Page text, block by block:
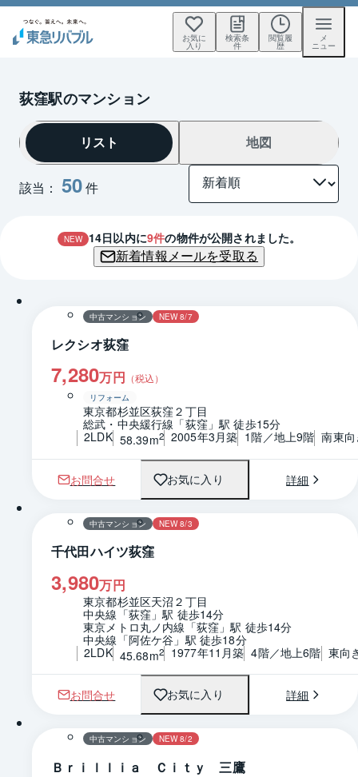
お気に
入り
検索条
件
閲覧履
歴
メ
ニュー
荻窪駅のマンション
該当： 50件
リスト 地図
NEW 14日以内に9件の物件が公開されました。
新着情報メールを受取る
中古マンション NEW 8/7
レクシオ荻窪
7,280万円 （税込）
リフォーム
東京都杉並区荻窪２丁目
総武・中央緩行線「荻窪」駅 徒歩15分
2LDK 58.39m2 2005年3月築 1階／地上9階 南東
お問合せ お気に入り 詳細
1 / 0 間取り
中古マンション NEW 8/3
千代田ハイツ荻窪
3,980万円
東京都杉並区天沼２丁目
中央線「荻窪」駅 徒歩14分
東京メトロ丸ノ内線「荻窪」駅 徒歩14分
中央線「阿佐ケ谷」駅 徒歩18分
2LDK 45.68m2 1977年11月築 4階／地上6階 東向
お問合せ お気に入り 詳細
1 / 0 間取り
中古マンション NEW 8/2
Ｂｒｉｌｌｉａ Ｃｉｔｙ 三鷹